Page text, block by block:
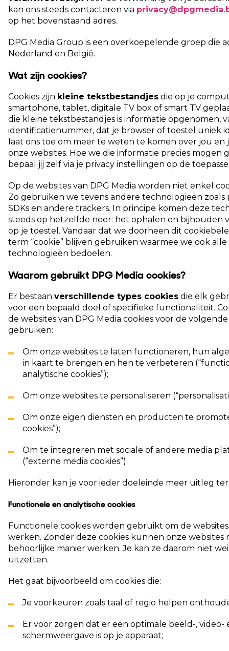
kan ons steeds contacteren via
op het bovenstaand adres.
DPG Media Group is een overkoepelende groep die
Nederland en België.
Wat zijn cookies?
Cookies zijn kleine tekstbestandjes die op je
smartphone, tablet, digitale TV box of smart TV
die kleine tekstbestandjes is informatie opgenomen,
identificatienummer, dat je browser of toestel uniek
laat ons toe om meer te weten te komen over jou en
onze websites. Hoe we die informatie precies mogen
bepaal jij zelf via je privacy instellingen op de
Op de websites van DPG Media worden niet enkel
Zo gebruiken we tevens andere technologieën zoals
SDKs en andere trackers. In principe komen deze
steeds op hetzelfde neer: het ophalen en bijhouden
op je toestel. Vandaar dat we doorheen dit
term “cookie” blijven gebruiken waarmee we ook
technologieën bedoelen.
Waarom gebruikt DPG Media cookies?
Er bestaan verschillende types cookies die elk
voor een bepaald doel of specifieke functionaliteit.
de websites van DPG Media cookies voor de
gebruiken:
Om onze websites te laten functioneren, hun
in kaart te brengen en hen te verbeteren
analytische cookies”);
Om onze websites te personaliseren
Om onze eigen diensten en producten te
cookies”);
Om te integreren met sociale of andere media
(“externe media cookies”);
Hieronder kan je voor ieder doeleinde meer uitleg
Functionele en analytische cookies
Functionele cookies worden gebruikt om de
werken. Zonder deze cookies kunnen onze websites
behoorlijke manier werken. Je kan ze daarom niet
uitzetten.
Het gaat bijvoorbeeld om cookies die:
Je voorkeuren zoals taal of regio helpen
Er voor zorgen dat er een optimale beeld-, video-
schermweergave is op je apparaat;